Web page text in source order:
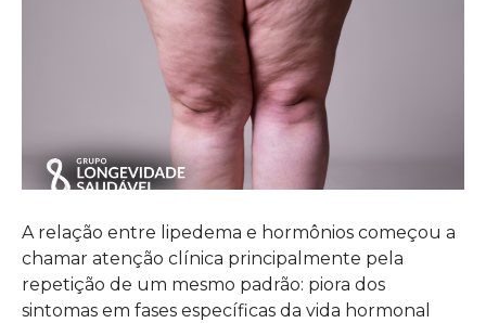
A relação entre lipedema e hormônios começou a
chamar atenção clínica principalmente pela
repetição de um mesmo padrão: piora dos
sintomas em fases específicas da vida hormonal